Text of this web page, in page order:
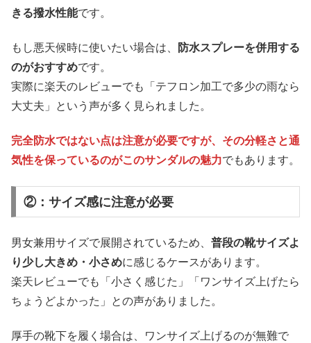
きる撥水性能です。
もし悪天候時に使いたい場合は、
防水スプレーを併用する
のがおすすめです。
実際に楽天のレビューでも「テフロン加工で多少の雨なら
大丈夫」という声が多く見られました。
完全防水ではない点は注意が必要ですが、その分軽さと通
気性を保っているのがこのサンダルの魅力でもあります。
②：サイズ感に注意が必要
男女兼用サイズで展開されているため、 普段の靴サイズよ
り少し大きめ・小さめに感じるケースがあります。
楽天レビューでも「小さく感じた」「ワンサイズ上げたら
ちょうどよかった」との声がありました。
厚手の靴下を履く場合は、ワンサイズ上げるのが無難で